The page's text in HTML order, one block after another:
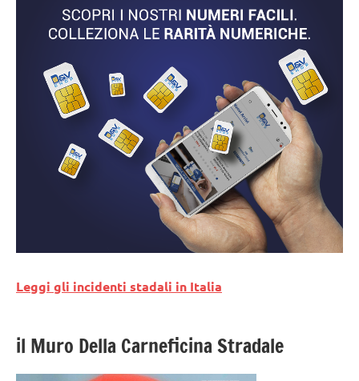
Leggi gli incidenti stadali in Italia
il Muro Della Carneficina Stradale